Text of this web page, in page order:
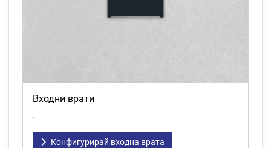
Входни врати
.
Конфигурирай входна врата